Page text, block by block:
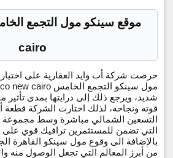
cairo
حرصت شركة أب وايد العقارية على
شديد، ويرجع ذلك إلى درايتها بمدى
قوته ونجاحه، لذلك اختارت الشركة
التسعين الشمالي مباشرة وسط مجموعة
التي تضمن للمستثمرين ترافيك قوي على
بالإضافة الى وقوع مول سينكو القاهرة
من أبرز المعالم التي تجعل الوصول منه